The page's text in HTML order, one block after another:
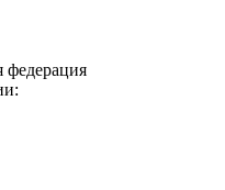
федерация